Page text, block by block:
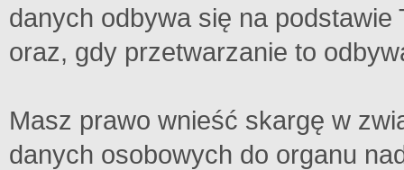
danych odbywa się na
oraz, gdy przetwarzanie to
Masz prawo wnieść skargę w
danych osobowych do organu